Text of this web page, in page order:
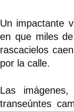
Un impactante
en que miles
rascacielos
por la calle.
Las
transeúntes